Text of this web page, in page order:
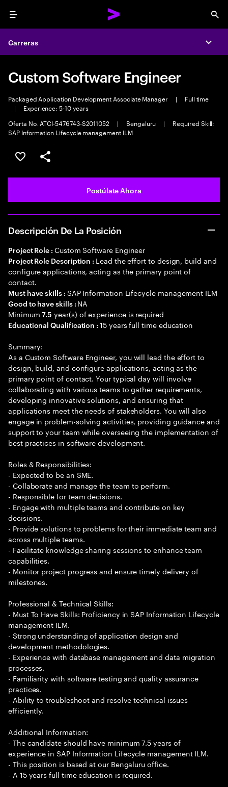
Menu
Carreras
Custom Software Engineer
Packaged Application Development Associate Manager |
Full time
|
Experience: 5-10 years
Oferta No. ATCI-5476743-S2011052
| Bengaluru |
Required Skill:
SAP Information Lifecycle management ILM
Guardar este empleo
Compartir este empleo
Postúlate Ahora
Descripción De La Posición
Project Role : Custom Software Engineer
Project Role Description : Lead the effort to design, build and
configure applications, acting as the primary point of
contact.
Must have skills : SAP Information Lifecycle management ILM
Good to have skills : NA
Minimum7.5 year(s) of experience is required
Educational Qualification :15 years full time education
Summary:
As a Custom Software Engineer, you will lead the effort to
design, build, and configure applications, acting as the
primary point of contact. Your typical day will involve
collaborating with various teams to gather requirements,
developing innovative solutions, and ensuring that
applications meet the needs of stakeholders. You will also
engage in problem-solving activities, providing guidance and
support to your team while overseeing the implementation of
best practices in software development.
Roles & Responsibilities:
- Expected to be an SME.
- Collaborate and manage the team to perform.
- Responsible for team decisions.
- Engage with multiple teams and contribute on key
decisions.
- Provide solutions to problems for their immediate team and
across multiple teams.
- Facilitate knowledge sharing sessions to enhance team
capabilities.
- Monitor project progress and ensure timely delivery of
milestones.
Professional & Technical Skills:
- Must To Have Skills: Proficiency in SAP Information Lifecycle
management ILM.
- Strong understanding of application design and
development methodologies.
- Experience with database management and data migration
processes.
- Familiarity with software testing and quality assurance
practices.
- Ability to troubleshoot and resolve technical issues
efficiently.
Additional Information:
- The candidate should have minimum 7.5 years of
experience in SAP Information Lifecycle management ILM.
- This position is based at our Bengaluru office.
- A 15 years full time education is required.